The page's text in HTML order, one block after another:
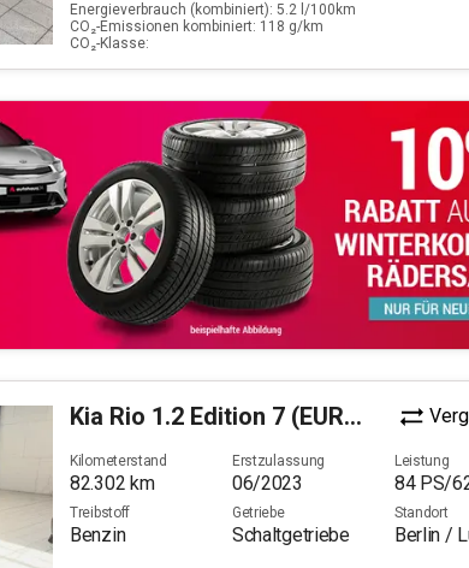
Energieverbrauch (kombiniert): 5.2 l/100km
CO₂-Emissionen kombiniert: 118 g/km
CO₂-Klasse:
Kia Rio 1.2 Edition 7 (EURO 6d)
Kilometerstand
82.302 km
Erstzulassung
06/2023
Leistung
84PS/
Treibstoff
Benzin
Getriebe
Schaltgetriebe
Standort
Berlin /